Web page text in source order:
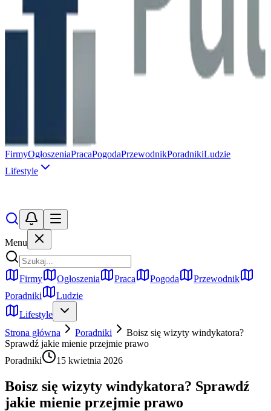
FirmyOgłoszeniaPracaPogodaPrzewodnikPoradnikiLudzie
Lifestyle
Menu
Firmy Ogłoszenia Praca Pogoda
Przewodnik
Poradniki
Ludzie
Lifestyle
Strona główna
Poradniki
Boisz się wizyty windykatora?
Sprawdź jakie mienie przejmie prawo
Poradniki
15 kwietnia 2026
Boisz się wizyty windykatora? Sprawdź
jakie mienie przejmie prawo